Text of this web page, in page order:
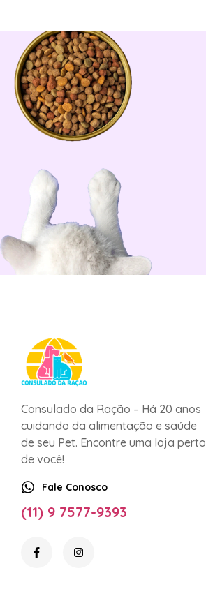
Consulado da Ração – Há 20 anos
cuidando da alimentação e saúde
de seu Pet. Encontre uma loja perto
de você!
Fale Conosco
(11) 9 7577-9393